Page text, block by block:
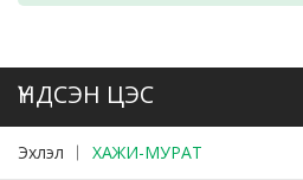
Эхлэл ХАЖИ-МУРАТ